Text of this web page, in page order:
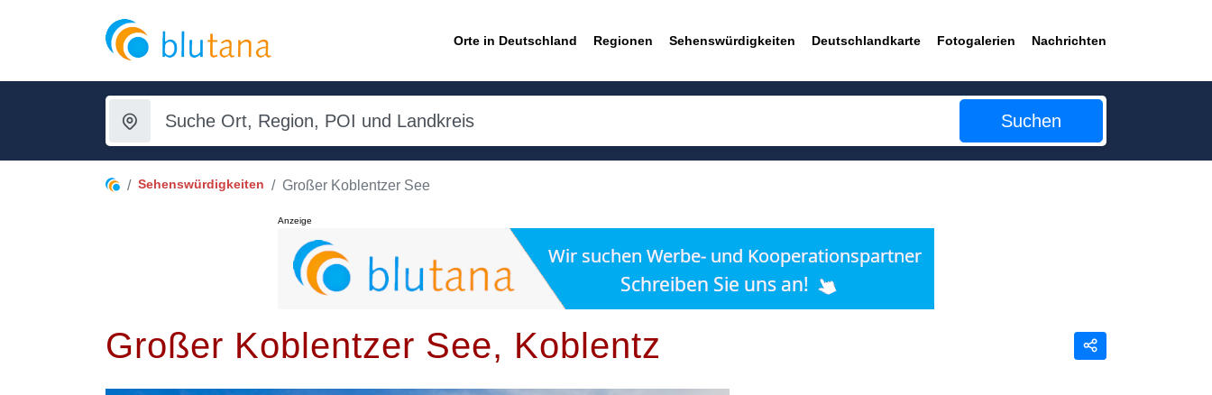
Orte in Deutschland Regionen Sehenswürdigkeiten Deutschlandkarte Fotogalerien Nachrichten
Suchen
Sehenswürdigkeiten Großer Koblentzer See
Anzeige
Großer Koblentzer See, Koblentz Teilen